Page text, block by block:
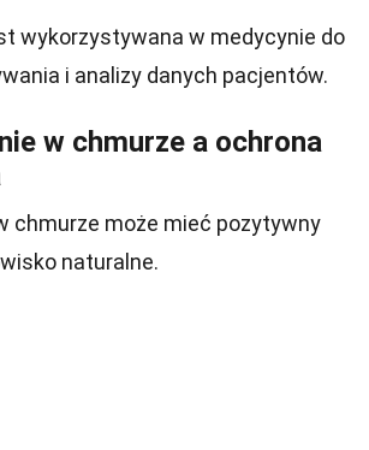
wykorzystywana w medycynie do
i analizy danych pacjentów.
w chmurze a ochrona
chmurze może mieć pozytywny
naturalne.